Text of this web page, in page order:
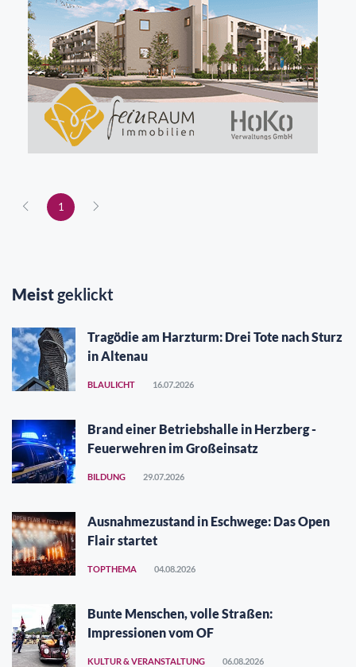
1
Meistgeklickt
Tragödie am Harzturm: Drei Tote nach Sturz
in Altenau
BLAULICHT 16.07.2026
Brand einer Betriebshalle in Herzberg -
Feuerwehren im Großeinsatz
BILDUNG 29.07.2026
Ausnahmezustand in Eschwege: Das Open
Flair startet
TOPTHEMA 04.08.2026
Bunte Menschen, volle Straßen:
Impressionen vom OF
KULTUR & VERANSTALTUNG 06.08.2026